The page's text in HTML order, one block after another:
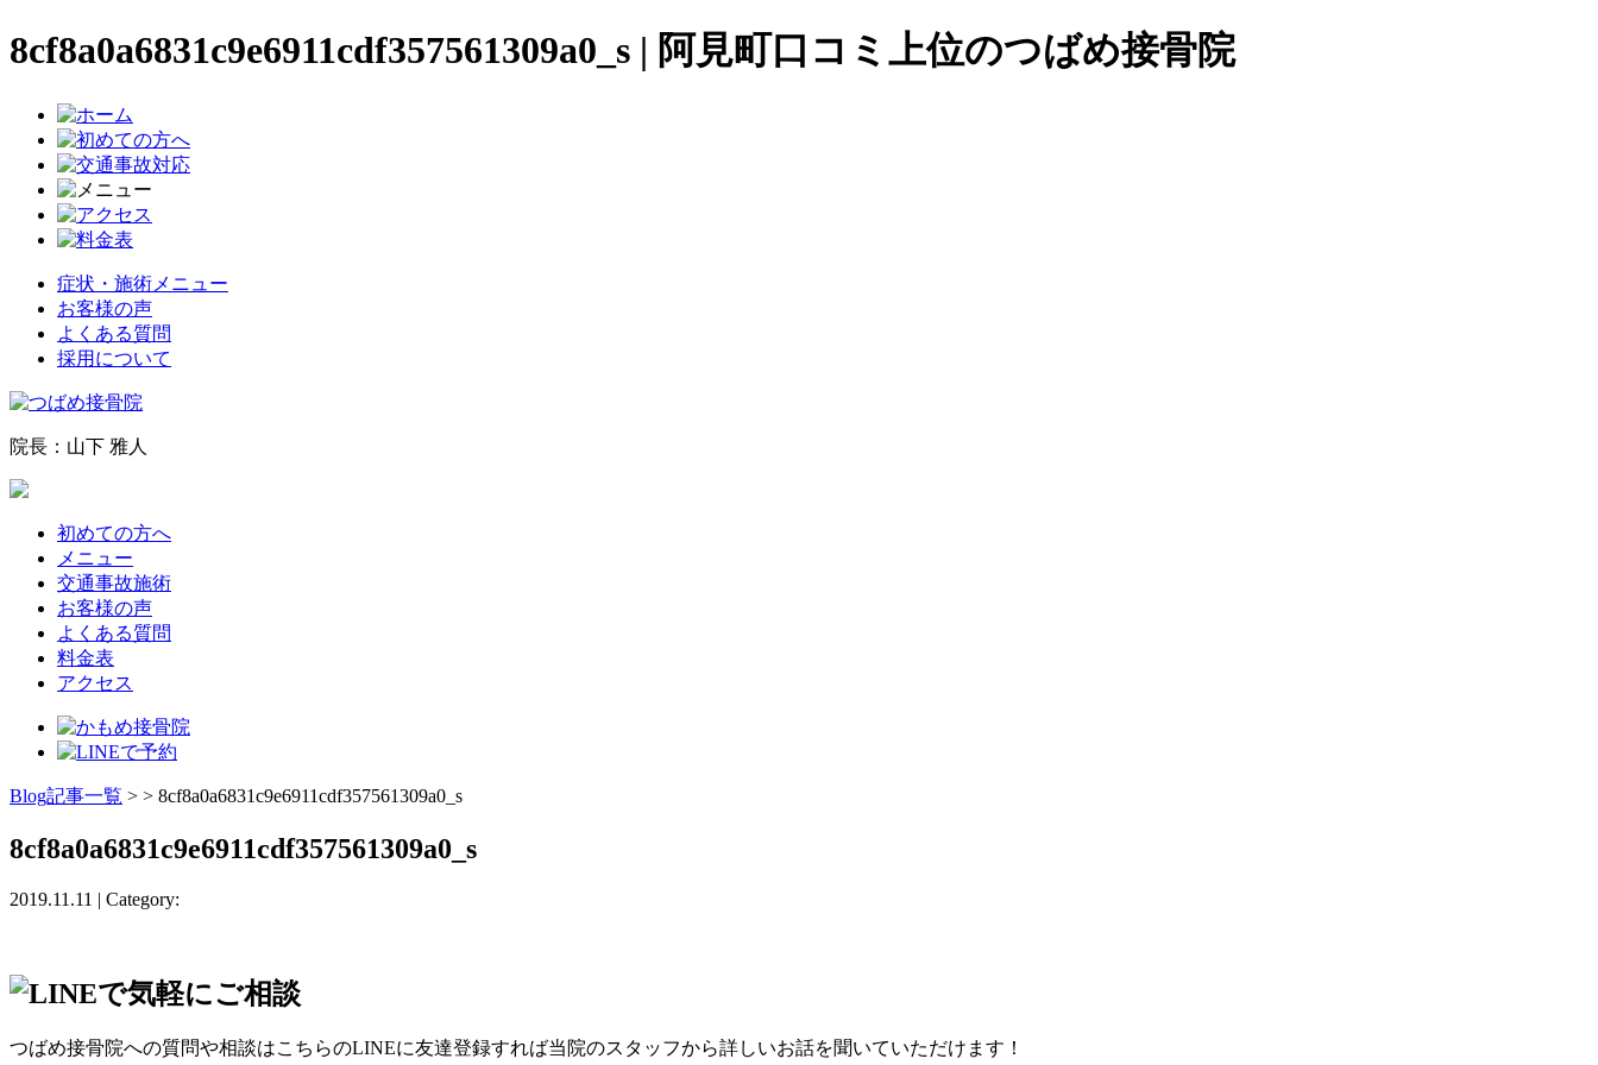
8cf8a0a6831c9e6911cdf357561309a0_s | 阿見町口コミ上位のつばめ接骨院
症状・施術メニュー
お客様の声
よくある質問
採用について
院長：山下 雅人
初めての方へ
メニュー
交通事故施術
お客様の声
よくある質問
料金表
アクセス
Blog記事一覧 > > 8cf8a0a6831c9e6911cdf357561309a0_s
8cf8a0a6831c9e6911cdf357561309a0_s
2019.11.11 | Category:
つばめ接骨院への質問や相談はこちらのLINEに友達登録すれば当院のスタッフから詳しいお話を聞いていただけます！